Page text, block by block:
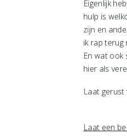
Eigenlijk
hulp is
zijn en
ik rap terug
En wat ook
hier als
Laat
Laat een